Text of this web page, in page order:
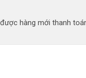
hàng mới thanh